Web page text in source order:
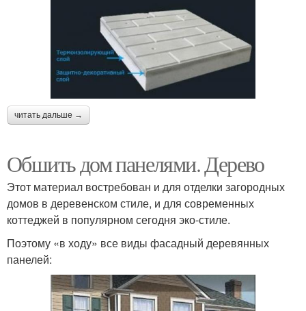
читать дальше →
Обшить дом панелями. Дерево
Этот материал востребован и для отделки загородных
домов в деревенском стиле, и для современных
коттеджей в популярном сегодня эко-стиле.
Поэтому «в ходу» все виды фасадный деревянных
панелей: